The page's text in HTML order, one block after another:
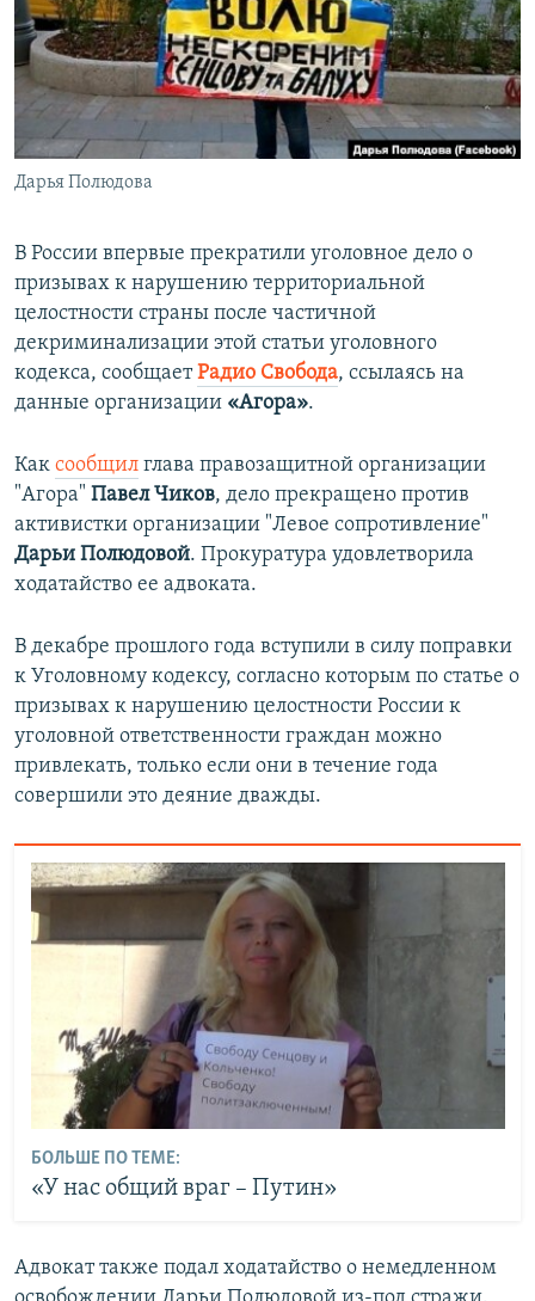
ПОБЕДИТЕЛЕЙ НЕ СУДЯТ?
КРЫМ.НЕПОКОРЕННЫЙ
ELIFBE
УКРАИНСКАЯ ПРОБЛЕМА КРЫМА
ПРИСОЕДИНЯЙТЕСЬ!
Все сайты RFE/RL
Дарья Полюдова
В России впервые прекратили уголовное дело о
призывах к нарушению территориальной
целостности страны после частичной
декриминализации этой статьи уголовного
кодекса, сообщаетРадио Свобода, ссылаясь на
данные организации «Агора».
Как сообщил глава правозащитной организации
"Агора" Павел Чиков, дело прекращено против
активистки организации "Левое сопротивление"
Дарьи Полюдовой. Прокуратура удовлетворила
ходатайство ее адвоката.
В декабре прошлого года вступили в силу поправки
к Уголовному кодексу, согласно которым по статье о
призывах к нарушению целостности России к
уголовной ответственности граждан можно
привлекать, только если они в течение года
совершили это деяние дважды.
БОЛЬШЕ ПО ТЕМЕ:
«У нас общий враг – Путин»
Адвокат также подал ходатайство о немедленном